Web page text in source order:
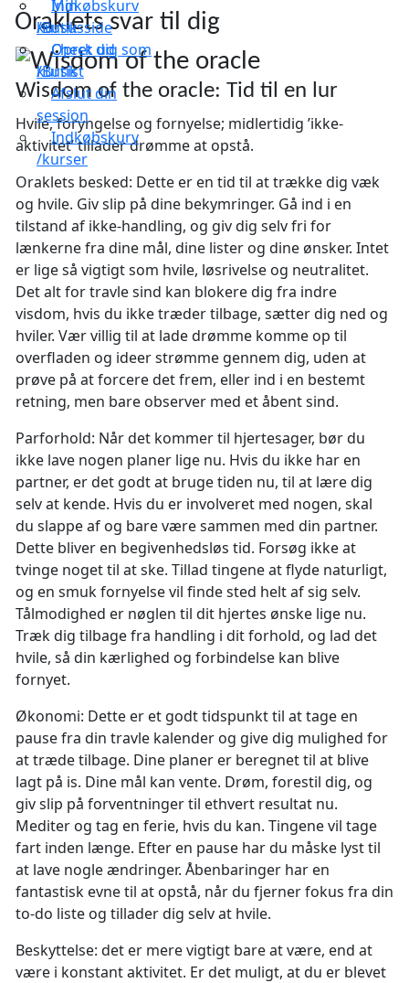
Indkøbskurv
/Butik
Check ud
/Butik
Min
kursusside
Opret dig som
kursist
Afslut din
session
Indkøbskurv
/kurser
Oraklets svar til dig
Wisdom of the oracle: Tid til en lur
Hvile, foryngelse og fornyelse; midlertidig ’ikke-
aktivitet’ tillader drømme at opstå.
Oraklets besked: Dette er en tid til at trække dig væk
og hvile. Giv slip på dine bekymringer. Gå ind i en
tilstand af ikke-handling, og giv dig selv fri for
lænkerne fra dine mål, dine lister og dine ønsker. Intet
er lige så vigtigt som hvile, løsrivelse og neutralitet.
Det alt for travle sind kan blokere dig fra indre
visdom, hvis du ikke træder tilbage, sætter dig ned og
hviler. Vær villig til at lade drømme komme op til
overfladen og ideer strømme gennem dig, uden at
prøve på at forcere det frem, eller ind i en bestemt
retning, men bare observer med et åbent sind.
Parforhold: Når det kommer til hjertesager, bør du
ikke lave nogen planer lige nu. Hvis du ikke har en
partner, er det godt at bruge tiden nu, til at lære dig
selv at kende. Hvis du er involveret med nogen, skal
du slappe af og bare være sammen med din partner.
Dette bliver en begivenhedsløs tid. Forsøg ikke at
tvinge noget til at ske. Tillad tingene at flyde naturligt,
og en smuk fornyelse vil finde sted helt af sig selv.
Tålmodighed er nøglen til dit hjertes ønske lige nu.
Træk dig tilbage fra handling i dit forhold, og lad det
hvile, så din kærlighed og forbindelse kan blive
fornyet.
Økonomi: Dette er et godt tidspunkt til at tage en
pause fra din travle kalender og give dig mulighed for
at træde tilbage. Dine planer er beregnet til at blive
lagt på is. Dine mål kan vente. Drøm, forestil dig, og
giv slip på forventninger til ethvert resultat nu.
Mediter og tag en ferie, hvis du kan. Tingene vil tage
fart inden længe. Efter en pause har du måske lyst til
at lave nogle ændringer. Åbenbaringer har en
fantastisk evne til at opstå, når du fjerner fokus fra din
to-do liste og tillader dig selv at hvile.
Beskyttelse: det er mere vigtigt bare at være, end at
være i konstant aktivitet. Er det muligt, at du er blevet